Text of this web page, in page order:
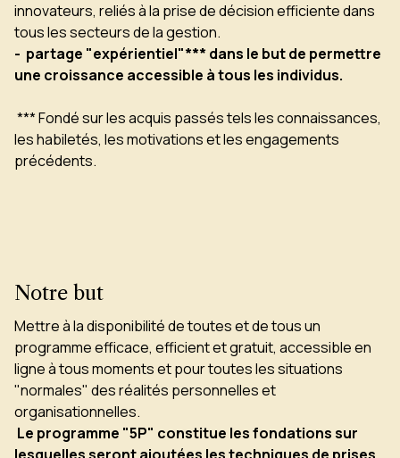
innovateurs, reliés à la prise de décision efficiente dans
tous les secteurs de la gestion.
- partage "expérientiel"*** dans le but de permettre
une croissance accessible à tous les individus.
*** Fondé sur les acquis passés tels les connaissances,
les habiletés, les motivations et les engagements
précédents.
Notre but
Mettre à la disponibilité de toutes et de tous un
programme efficace, efficient et gratuit, accessible en
ligne à tous moments et pour toutes les situations
"normales" des réalités personnelles et
organisationnelles.
Le programme "5P" constitue les fondations sur